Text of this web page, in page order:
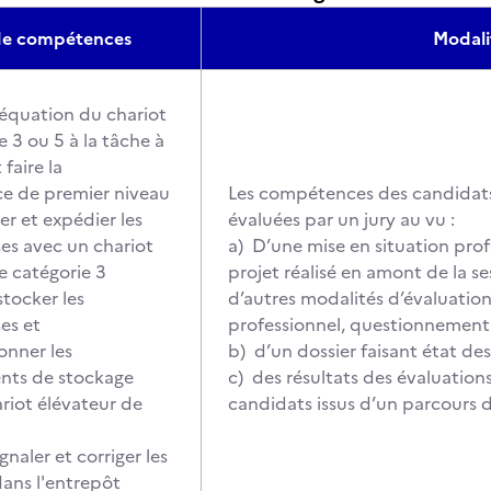
compétences
du chariot
3 ou 5 à la tâche à
la
de premier niveau
et expédier les
avec un chariot
catégorie 3
les
et
les
de stockage
élévateur de
et corriger les
l'entrepôt
Les compétences des
évaluées par un jury au vu :
a) D’une mise en situation
projet réalisé en amont de la
d’autres modalités
professionnel,
b) d’un dossier faisant état
c) des résultats des
candidats issus d’un parcours